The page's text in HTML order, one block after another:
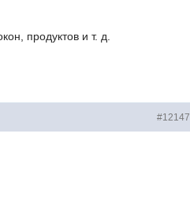
продуктов и т. д.
#12147